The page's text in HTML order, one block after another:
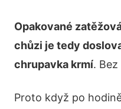
Opakované
chůzi je tedy
chrupavka krmí.
Proto když po